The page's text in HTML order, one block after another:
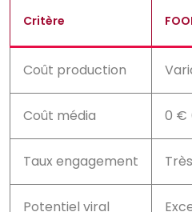
Critère
Coût production
Coût média 0 €
Taux engagement
Potentiel viral